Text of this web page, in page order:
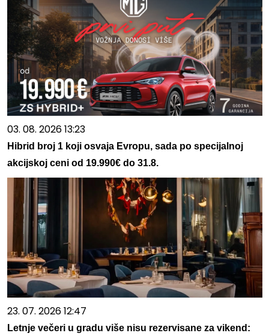
03. 08. 2026 13:23
Hibrid broj 1 koji osvaja Evropu, sada po specijalnoj
akcijskoj ceni od 19.990€ do 31.8.
23. 07. 2026 12:47
Letnje večeri u gradu više nisu rezervisane za vikend: